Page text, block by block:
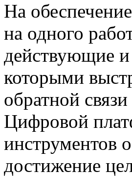
На
на одного
действующие
которыми
обратной
Цифровой
инструментов
достижение